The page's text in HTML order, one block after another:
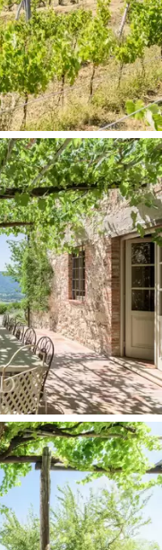
是這家非凡酒店
允許創建各種設
您擺脫山上別墅
私。這些獨特的
瑰寶。這座帶泳
傳統的真正綠
大利體驗中，讓
驗托斯卡納的歷